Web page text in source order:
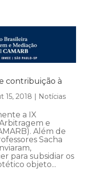
contribuição à
15, 2018 Notícias
a IX
e
Além de
Sacha
para subsidiar os
objeto...